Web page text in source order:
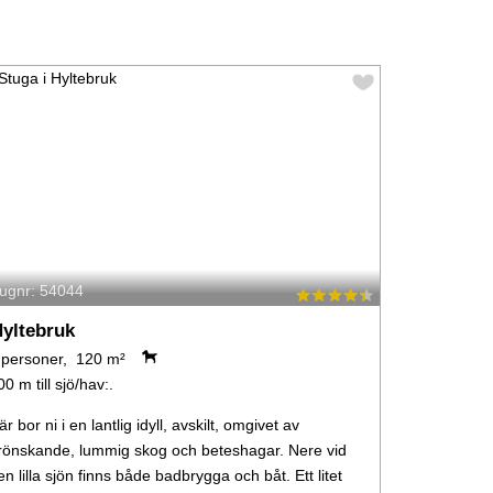
54044
120 m²
m till sjö/hav:.
bor ni i en lantlig idyll, avskilt, omgivet av
lummig skog och beteshagar. Nere vid
lilla sjön finns både badbrygga och båt. Ett litet